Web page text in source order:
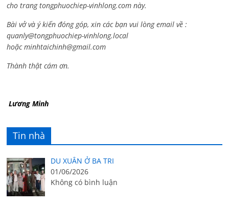
cho trang tongphuochiep-vinhlong.com này.
Bài vở và ý kiến đóng góp, xin các bạn vui lòng email về :
quanly@tongphuochiep-vinhlong.local
hoặcminhtaichinh@gmail.com
Thành thật cám ơn.
Lương Minh
Tin nhà
DU XUÂN Ở BA TRI
01/06/2026
Không có bình luận